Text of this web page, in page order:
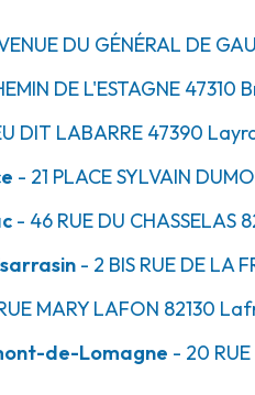
49.1km
de-
DU GÉNÉRAL DE
DE L'ESTAGNE 47310
DIT LABARRE 47390
- 21 PLACE SYLVAIN
- 46 RUE DU CHASSELAS
- 2 BIS RUE DE LA
MARY LAFON 82130
de-Lomagne - 20